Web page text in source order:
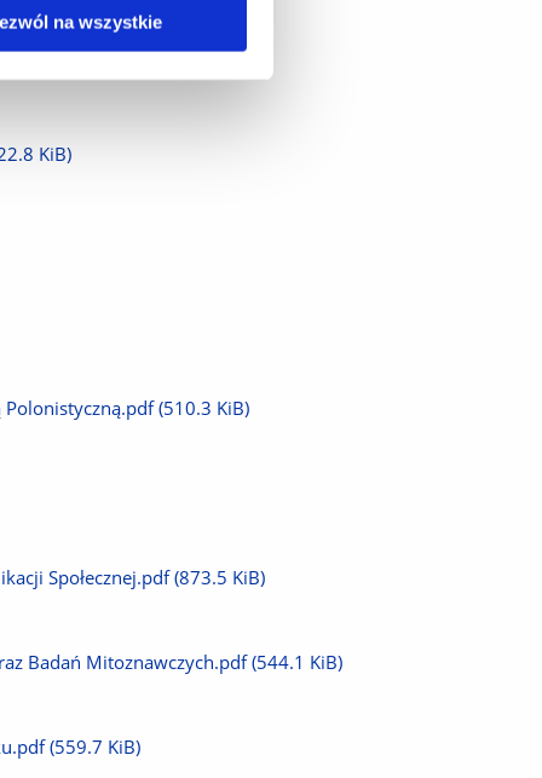
na wszystkie
KiB)
Polonistyczną.pdf (510.3 KiB)
Społecznej.pdf (873.5 KiB)
Badań Mitoznawczych.pdf (544.1 KiB)
(559.7 KiB)